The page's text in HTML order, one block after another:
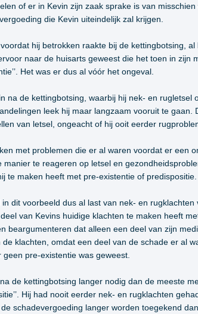
of er in Kevin zijn zaak sprake is van
die Kevin uiteindelijk zal krijgen.
hij betrokken raakte bij de kettingbotsing,
naar de huisarts geweest die het toen in zijn
Het was er dus al vóór het ongeval.
na de kettingbotsing, waarbij hij nek- en
leek hij maar langzaam vooruit te
van letsel, ongeacht of hij ooit eerder
met problemen die er al waren voordat er een
te reageren op letsel en
te maken heeft met pre-existentie of predispositie.
in dit voorbeeld dus al last van nek- en
van Kevins huidige klachten te maken heeft
beargumenteren dat alleen een deel van zijn
klachten, omdat een deel van de schade er al
pre-existentie was geweest.
de kettingbotsing langer nodig dan de meeste
Hij had nooit eerder nek- en rugklachten
schadevergoeding langer worden toegekend